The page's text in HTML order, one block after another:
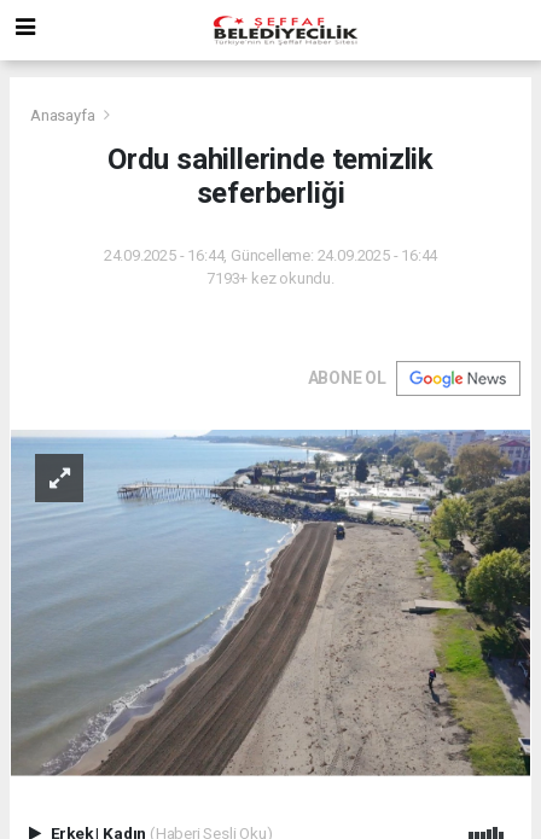
Anasayfa
Ordu sahillerinde temizlik
seferberliği
24.09.2025 - 16:44, Güncelleme: 24.09.2025 - 16:44
7193+ kez okundu.
ABONE OL
Erkek| Kadın (Haberi Sesli Oku)